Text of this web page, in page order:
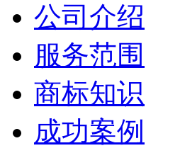
公司介绍
服务范围
商标知识
成功案例